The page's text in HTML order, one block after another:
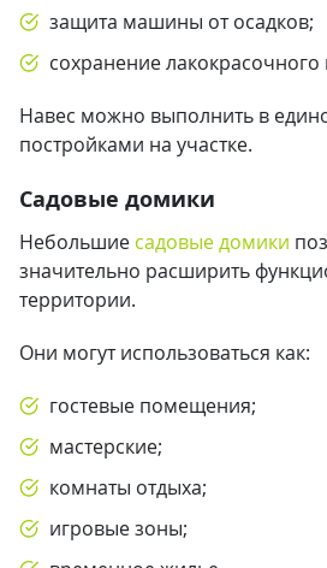
защита машины от осадков;
сохранение лакокрасочного
Навес можно выполнить в
постройками на участке.
Садовые домики
Небольшие садовые домики
значительно расширить
территории.
Они могут использоваться как:
гостевые помещения;
мастерские;
комнаты отдыха;
игровые зоны;